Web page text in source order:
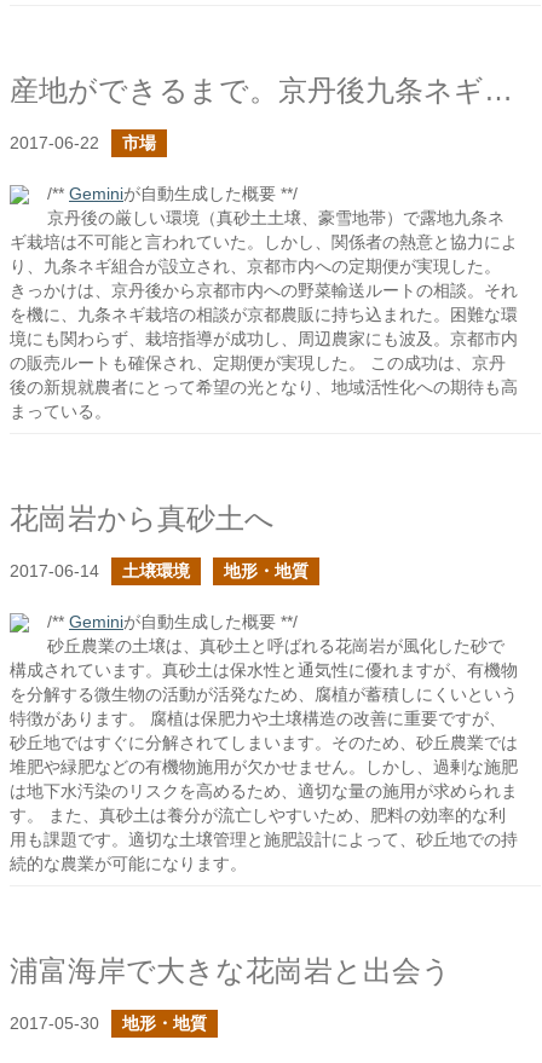
産地ができるまで。京丹後九条ネギの露地栽培
2017-06-22 市場
/** Geminiが自動生成した概要 **/
京丹後の厳しい環境（真砂土土壌、豪雪地帯）で露地九条ネ
ギ栽培は不可能と言われていた。しかし、関係者の熱意と協力によ
り、九条ネギ組合が設立され、京都市内への定期便が実現した。
きっかけは、京丹後から京都市内への野菜輸送ルートの相談。それ
を機に、九条ネギ栽培の相談が京都農販に持ち込まれた。困難な環
境にも関わらず、栽培指導が成功し、周辺農家にも波及。京都市内
の販売ルートも確保され、定期便が実現した。 この成功は、京丹
後の新規就農者にとって希望の光となり、地域活性化への期待も高
まっている。
花崗岩から真砂土へ
2017-06-14 土壌環境 地形・地質
/** Geminiが自動生成した概要 **/
砂丘農業の土壌は、真砂土と呼ばれる花崗岩が風化した砂で
構成されています。真砂土は保水性と通気性に優れますが、有機物
を分解する微生物の活動が活発なため、腐植が蓄積しにくいという
特徴があります。 腐植は保肥力や土壌構造の改善に重要ですが、
砂丘地ではすぐに分解されてしまいます。そのため、砂丘農業では
堆肥や緑肥などの有機物施用が欠かせません。しかし、過剰な施肥
は地下水汚染のリスクを高めるため、適切な量の施用が求められま
す。 また、真砂土は養分が流亡しやすいため、肥料の効率的な利
用も課題です。適切な土壌管理と施肥設計によって、砂丘地での持
続的な農業が可能になります。
浦富海岸で大きな花崗岩と出会う
2017-05-30 地形・地質